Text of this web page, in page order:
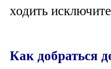
ходить
Как добраться